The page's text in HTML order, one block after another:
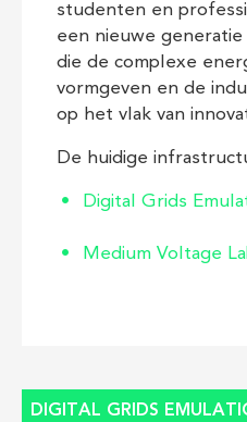
studenten en
een nieuwe
die de complexe
vormgeven en de
op het vlak van
De huidige
Digital Grids
Medium Voltage
DIGITAL GRIDS